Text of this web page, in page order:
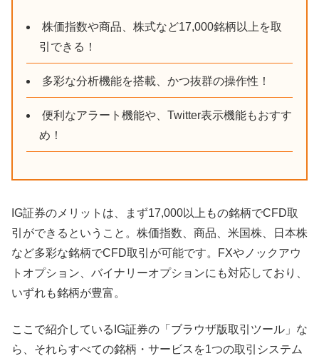
株価指数や商品、株式など17,000銘柄以上を取
引できる！
多彩な分析機能を搭載、かつ抜群の操作性！
便利なアラート機能や、Twitter表示機能もおすす
め！
IG証券のメリットは、まず17,000以上もの銘柄でCFD取
引ができるということ。株価指数、商品、米国株、日本株
など多彩な銘柄でCFD取引が可能です。FXやノックアウ
トオプション、バイナリーオプションにも対応しており、
いずれも銘柄が豊富。
ここで紹介しているIG証券の「ブラウザ版取引ツール」な
ら、それらすべての銘柄・サービスを1つの取引システム